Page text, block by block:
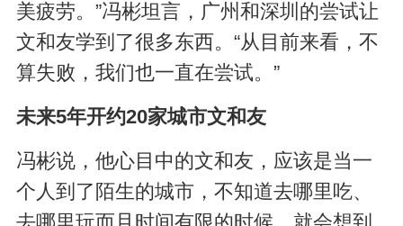
美疲劳。”冯彬坦言，广州和深圳的尝试让
文和友学到了很多东西。“从目前来看，不
算失败，我们也一直在尝试。”
未来5年开约20家城市文和友
冯彬说，他心目中的文和友，应该是当一
个人到了陌生的城市，不知道去哪里吃、